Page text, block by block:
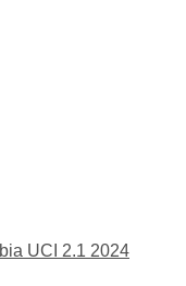
UCI 2.1 2024